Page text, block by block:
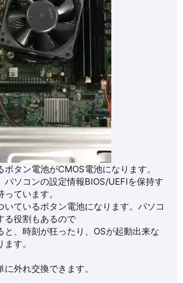
タン電池がCMOS電池になります。
パソコンの設定情報BIOS/UEFIを保持す
ています。
いているボタン電池になります。パソコ
る役割もあるので
と、時刻が狂ったり、OSが起動出来な
す。
外れ交換できます。